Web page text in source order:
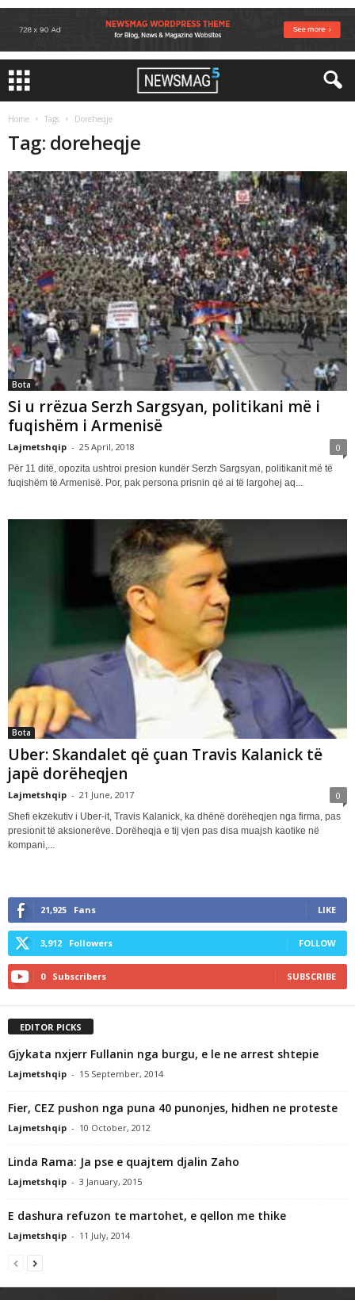
Home Tags Doreheqje
Tag: doreheqje
Bota
Si u rrëzua Serzh Sargsyan, politikani më i
fuqishëm i Armenisë
Lajmetshqip - 25 April, 2018 0
Për 11 ditë, opozita ushtroi presion kundër Serzh Sargsyan, politikanit më të
fuqishëm të Armenisë. Por, pak persona prisnin që ai të largohej aq...
Bota
Uber: Skandalet që çuan Travis Kalanick të
japë dorëheqjen
Lajmetshqip - 21 June, 2017 0
Shefi ekzekutiv i Uber-it, Travis Kalanick, ka dhënë dorëheqjen nga firma, pas
presionit të aksionerëve. Dorëheqja e tij vjen pas disa muajsh kaotike në
kompani,...
21,925 Fans LIKE
3,912 Followers FOLLOW
0 Subscribers SUBSCRIBE
EDITOR PICKS
Gjykata nxjerr Fullanin nga burgu, e le ne arrest shtepie
Lajmetshqip - 15 September, 2014
Fier, CEZ pushon nga puna 40 punonjes, hidhen ne proteste
Lajmetshqip - 10 October, 2012
Linda Rama: Ja pse e quajtem djalin Zaho
Lajmetshqip - 3 January, 2015
E dashura refuzon te martohet, e qellon me thike
Lajmetshqip - 11 July, 2014